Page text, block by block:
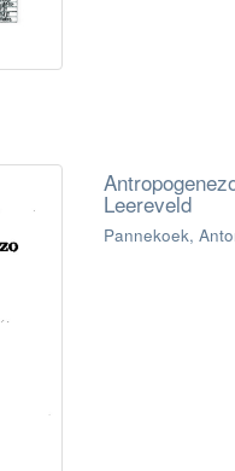
Leereveld
Pannekoek,